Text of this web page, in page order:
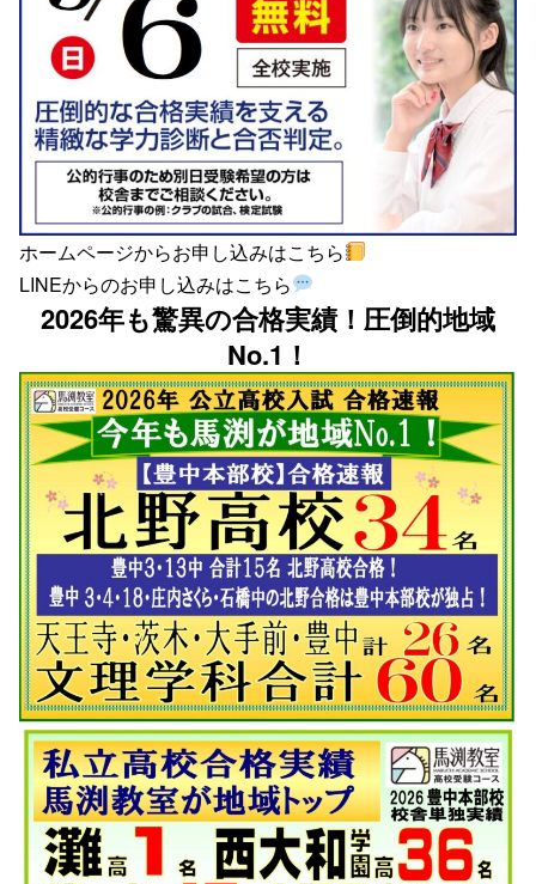
ホームページからお申し込みはこちら
LINEからのお申し込みはこちら
2026年も驚異の合格実績！圧倒的地域
No.1！